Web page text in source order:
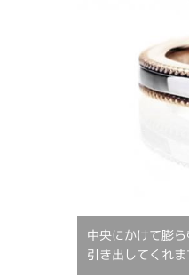
中央にかけて膨
引き出してくれま